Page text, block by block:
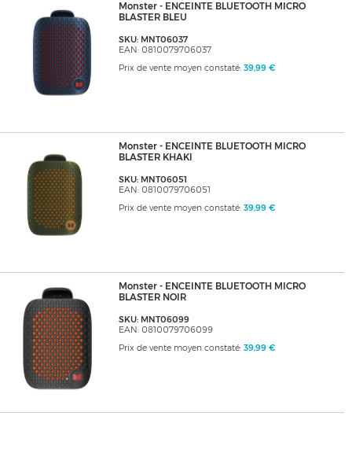
Monster - ENCEINTE BLUETOOTH MICRO
BLASTER BLEU
SKU: MNT06037
EAN: 0810079706037
Prix de vente moyen constaté: 39,99 €
Monster - ENCEINTE BLUETOOTH MICRO
BLASTER KHAKI
SKU: MNT06051
EAN: 0810079706051
Prix de vente moyen constaté: 39,99 €
Monster - ENCEINTE BLUETOOTH MICRO
BLASTER NOIR
SKU: MNT06099
EAN: 0810079706099
Prix de vente moyen constaté: 39,99 €